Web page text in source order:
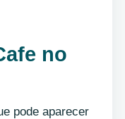
no
pode aparecer